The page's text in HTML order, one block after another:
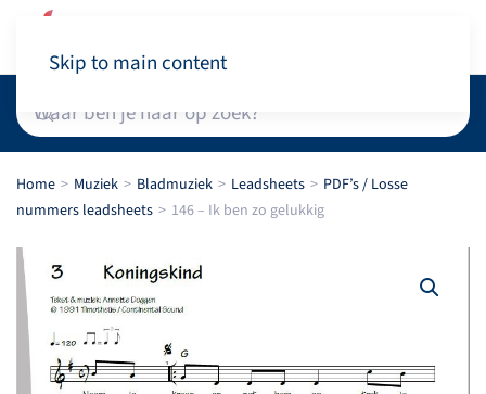
Skip to main content
Home Muziek Bladmuziek Leadsheets
PDF’s / Losse
nummers leadsheets
146 – Ik ben zo gelukkig